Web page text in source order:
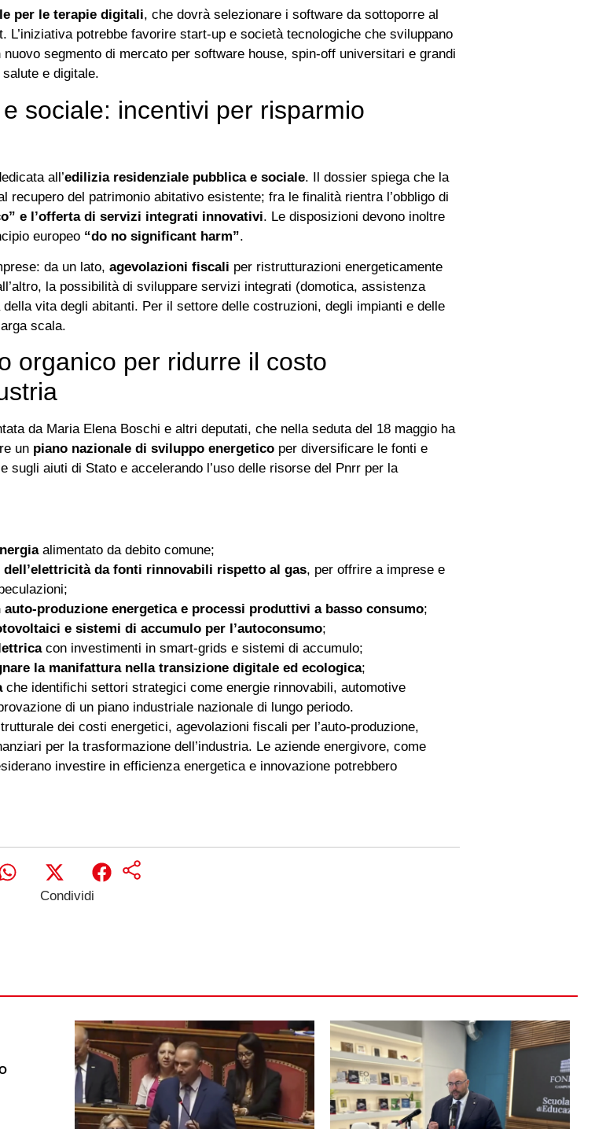
per le terapie digitali, che dovrà selezionare i software da sottoporre al
potrebbe favorire start‑up e società tecnologiche che sviluppano
segmento di mercato per software house, spin‑off universitari e grandi
e digitale.
sociale: incentivi per risparmio
all’edilizia residenziale pubblica e sociale. Il dossier spiega che la
recupero del patrimonio abitativo esistente; fra le finalità rientra l’obbligo di
e l’offerta di servizi integrati innovativi. Le disposizioni devono inoltre
europeo “do no significant harm”.
da un lato, agevolazioni fiscali per ristrutturazioni energeticamente
la possibilità di sviluppare servizi integrati (domotica, assistenza
vita degli abitanti. Per il settore delle costruzioni, degli impianti e delle
scala.
organico per ridurre il costo
da Maria Elena Boschi e altri deputati, che nella seduta del 18 maggio ha
un piano nazionale di sviluppo energetico per diversificare le fonti e
aiuti di Stato e accelerando l’uso delle risorse del Pnrr per la
alimentato da debito comune;
da fonti rinnovabili rispetto al gas, per offrire a imprese e
energetica e processi produttivi a basso consumo;
e sistemi di accumulo per l’autoconsumo;
con investimenti in smart‑grids e sistemi di accumulo;
la manifattura nella transizione digitale ed ecologica;
che identifichi settori strategici come energie rinnovabili, automotive
di un piano industriale nazionale di lungo periodo.
dei costi energetici, agevolazioni fiscali per l’auto‑produzione,
per la trasformazione dell’industria. Le aziende energivore, come
investire in efficienza energetica e innovazione potrebbero
Condividi